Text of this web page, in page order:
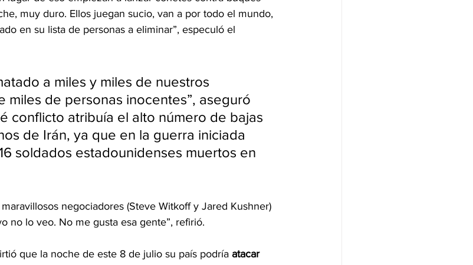
muy duro. Ellos juegan sucio, van a por todo el mundo,
en su lista de personas a eliminar”, especuló el
a miles y miles de nuestros
miles de personas inocentes”, aseguró
conflicto atribuía el alto número de bajas
de Irán, ya que en la guerra iniciada
soldados estadounidenses muertos en
negociadores (Steve Witkoff y Jared Kushner)
no lo veo. No me gusta esa gente”, refirió.
que la noche de este 8 de julio su país podría atacar